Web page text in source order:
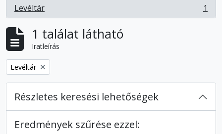
Levéltár
, 1 eredmények 1
1 találat látható
Iratleírás
Remove filter:
Levéltár
Részletes keresési lehetőségek
Eredmények szűrése ezzel: